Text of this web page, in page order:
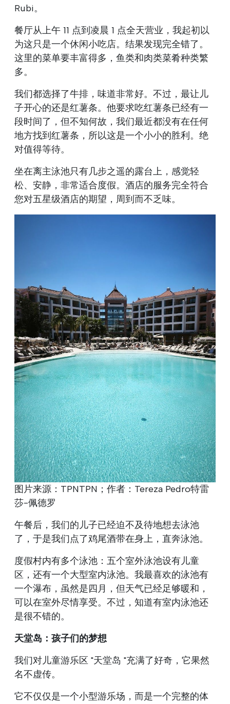
Rubi。
餐厅从上午 11 点到凌晨 1 点全天营业，我起初以
为这只是一个休闲小吃店。结果发现完全错了。
这里的菜单要丰富得多，鱼类和肉类菜肴种类繁
多。
我们都选择了牛排，味道非常好。不过，最让儿
子开心的还是红薯条。他要求吃红薯条已经有一
段时间了，但不知何故，我们最近都没有在任何
地方找到红薯条，所以这是一个小小的胜利。绝
对值得等待。
坐在离主泳池只有几步之遥的露台上，感觉轻
松、安静，非常适合度假。酒店的服务完全符合
您对五星级酒店的期望，周到而不乏味。
图片来源：TPNTPN；作者：Tereza Pedro特雷
莎-佩德罗
午餐后，我们的儿子已经迫不及待地想去泳池
了，于是我们点了鸡尾酒带在身上，直奔泳池。
度假村内有多个泳池：五个室外泳池设有儿童
区，还有一个大型室内泳池。我最喜欢的泳池有
一个瀑布，虽然是四月，但天气已经足够暖和，
可以在室外尽情享受。不过，知道有室内泳池还
是很不错的。
天堂岛：孩子们的梦想
我们对儿童游乐区 "天堂岛 "充满了好奇，它果然
名不虚传。
它不仅仅是一个小型游乐场，而是一个完整的体